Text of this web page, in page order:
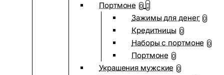
Портмоне 0
Зажимы для денег 0
Кредитницы 0
Наборы с портмоне 0
Портмоне 0
Украшения мужские 0